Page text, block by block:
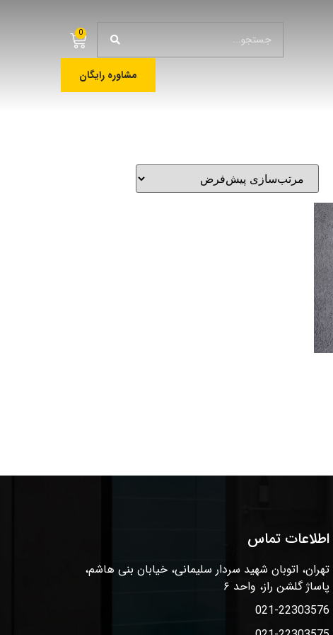
0
مشاوره رایگان
اطلاعات تماس
تهران، اتوبان شهید سردار سلیمانی، خیابان بنی هاشم،
پاساژ گلشن راز، واحد ۶
021-22303576